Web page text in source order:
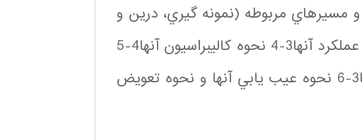
و مسيرهاي مربوطه (نمونه گيري، درين و
…) 3-2 انواع آنالايزرهاي نيتروژن3-3 مكانيزم عملكرد آنها3-4 نحوه كاليبراسيون آنها4-5
نحوه تعمير و نگهداري و سرويس دوره اي آنها3-6 نحوه عيب يابي آنها و نحوه تعويض